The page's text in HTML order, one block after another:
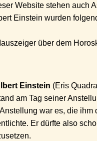
Website stehen auch
Einstein wurden
über dem
Einstein (Eris
am Tag seiner
war es, die
Er dürfte also